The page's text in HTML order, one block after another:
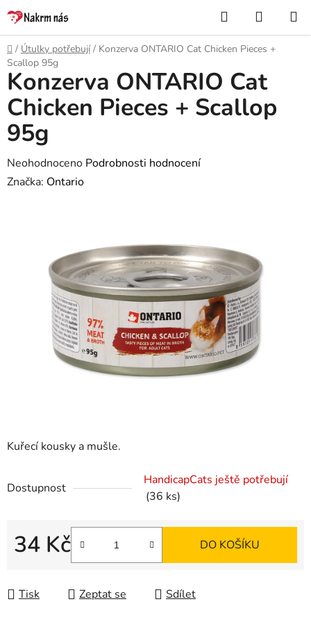
Přejít
na
obsah
Hledat
KOŠÍK
Domů
/ Útulky potřebují / Konzerva ONTARIO Cat Chicken Pieces +
Scallop 95g
Kuřecí kousky a mušle.
Dostupnost
HandicapCats ještě potřebují
(36 ks)
34 Kč
Měrná cena:
DO KOŠÍKU
Tisk Zeptat se Sdílet
Konzerva ONTARIO Cat
Chicken Pieces + Scallop
95g
Průměrné
hodnocení
hvězdiček.
Neohodnoceno Podrobnosti hodnocení
Značka: Ontario